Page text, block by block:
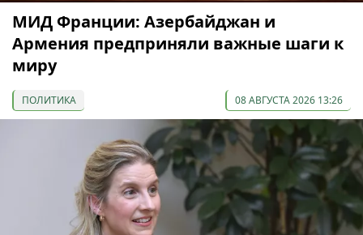
МИД Франции: Азербайджан и
Армения предприняли важные шаги к
миру
ПОЛИТИКА 08 АВГУСТА 2026 13:26